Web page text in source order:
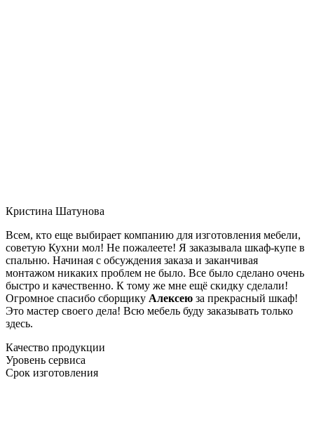
Кристина Шатунова
Всем, кто еще выбирает компанию для изготовления мебели,
советую Кухни мол! Не пожалеете! Я заказывала шкаф-купе в
спальню. Начиная с обсуждения заказа и заканчивая
монтажом никаких проблем не было. Все было сделано очень
быстро и качественно. К тому же мне ещё скидку сделали!
Огромное спасибо сборщику Алексею за прекрасный шкаф!
Это мастер своего дела! Всю мебель буду заказывать только
здесь.
Качество продукции
Уровень сервиса
Срок изготовления